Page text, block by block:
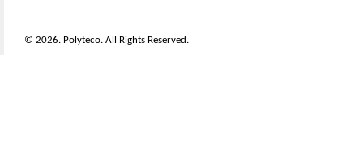
© 2026. Polyteco. All Rights Reserved.